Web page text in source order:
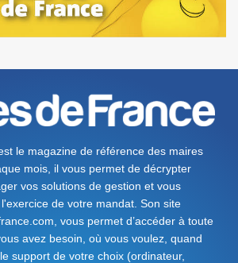
le magazine de référence des maires
mois, il vous permet de décrypter
vos solutions de gestion et vous
de votre mandat. Son site
vous permet d’accéder à toute
avez besoin, où vous voulez, quand
support de votre choix (ordinateur,